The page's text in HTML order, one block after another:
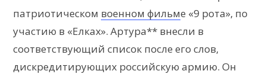
патриотическом военном фильме «9 рота», по
участию в «Елках». Артура** внесли в
соответствующий список после его слов,
дискредитирующих российскую армию. Он